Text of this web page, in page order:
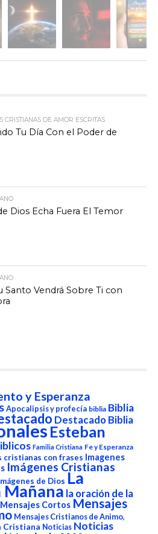
CRISTIANAS DE AMOR ESCRITAS
Tu Día Con el Poder de
Dios Echa Fuera El Temor
Santo Vendrá Sobre Ti con
y Esperanza
Apocalipsis y profecía biblia Biblia
Destacado Biblia
Esteban
Familia Cristiana Fe y Esperanza
cristianas con frases Imagenes
Imágenes Cristianas
de Dios La
Mañana la oración de la
Mensajes Cortos Mensajes
Mensajes Cristianos de Animo,
Cristiana Noticias Noticias